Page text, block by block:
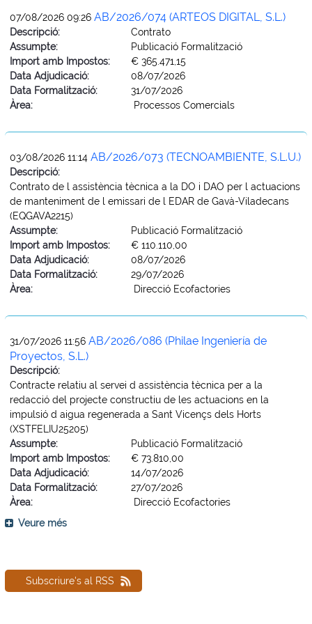
07/08/2026 09:26 AB/2026/074 (ARTEOS DIGITAL, S.L.)
Descripció:
Contrato
Assumpte:
Publicació Formalització
Import amb Impostos:
€ 365.471,15
Data Adjudicació:
08/07/2026
Data Formalització:
31/07/2026
Àrea:
Processos Comercials
03/08/2026 11:14 AB/2026/073 (TECNOAMBIENTE, S.L.U.)
Descripció:
Contrato de l assistència tècnica a la DO i DAO per l actuacions
de manteniment de l emissari de l EDAR de Gavà-Viladecans
(EQGAVA2215)
Assumpte:
Publicació Formalització
Import amb Impostos:
€ 110.110,00
Data Adjudicació:
08/07/2026
Data Formalització:
29/07/2026
Àrea:
Direcció Ecofactories
31/07/2026 11:56 AB/2026/086 (Philae Ingeniería de
Proyectos, S.L.)
Descripció:
Contracte relatiu al servei d assistència tècnica per a la
redacció del projecte constructiu de les actuacions en la
impulsió d aigua regenerada a Sant Vicençs dels Horts
(XSTFELIU25205)
Assumpte:
Publicació Formalització
Import amb Impostos:
€ 73.810,00
Data Adjudicació:
14/07/2026
Data Formalització:
27/07/2026
Àrea:
Direcció Ecofactories
Veure més
Subscriure's al RSS